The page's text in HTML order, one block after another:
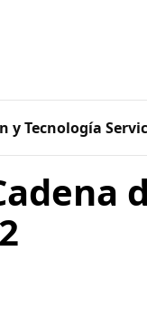
y Tecnología